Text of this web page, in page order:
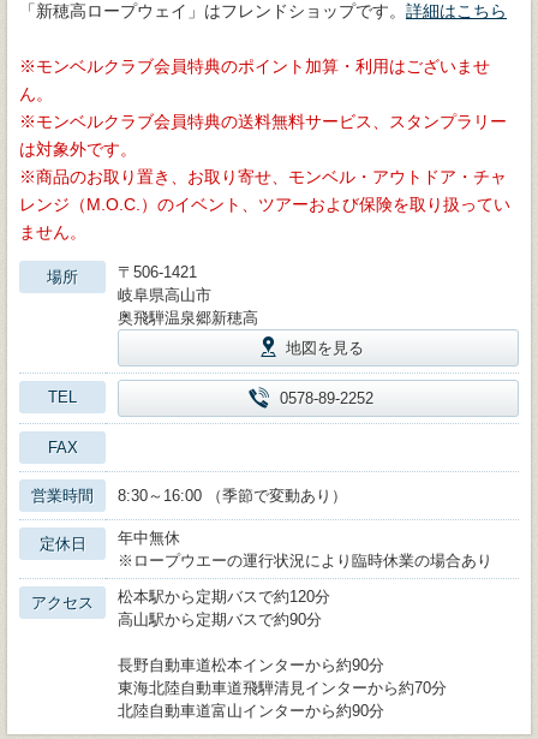
「新穂高ロープウェイ」はフレンドショップです。 詳細はこちら
モンベルクラブ会員特典のポイント加算・利用はございませ
ん。
モンベルクラブ会員特典の送料無料サービス、スタンプラリー
は対象外です。
商品のお取り置き、お取り寄せ、モンベル・アウトドア・チャ
レンジ（M.O.C.）のイベント、ツアーおよび保険を取り扱ってい
ません。
場所
〒506-1421
岐阜県高山市
奥飛騨温泉郷新穂高
地図を見る
TEL 0578-89-2252
FAX
営業時間 8:30～16:00 （季節で変動あり）
定休日
年中無休
※ロープウエーの運行状況により臨時休業の場合あり
アクセス
松本駅から定期バスで約120分
高山駅から定期バスで約90分
長野自動車道松本インターから約90分
東海北陸自動車道飛騨清見インターから約70分
北陸自動車道富山インターから約90分